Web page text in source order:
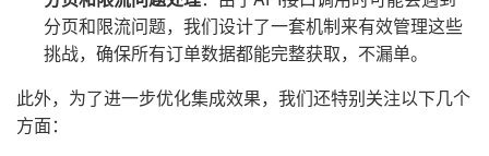
分页和限流问题，我们设计了一套机制来有效管理这些
挑战，确保所有订单数据都能完整获取，不漏单。
此外，为了进一步优化集成效果，我们还特别关注以下几个
方面：